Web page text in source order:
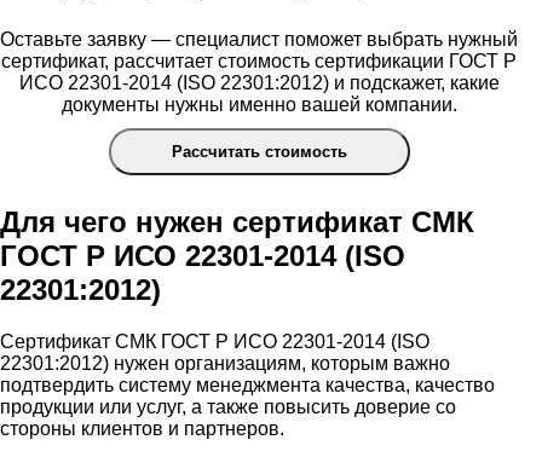
Оставьте заявку — специалист поможет выбрать нужный
сертификат, рассчитает стоимость сертификации ГОСТ Р
ИСО 22301-2014 (ISO 22301:2012) и подскажет, какие
документы нужны именно вашей компании.
Рассчитать стоимость
Для чего нужен сертификат СМК
ГОСТ Р ИСО 22301-2014 (ISO
22301:2012)
Сертификат СМК ГОСТ Р ИСО 22301-2014 (ISO
22301:2012) нужен организациям, которым важно
подтвердить систему менеджмента качества, качество
продукции или услуг, а также повысить доверие со
стороны клиентов и партнеров.